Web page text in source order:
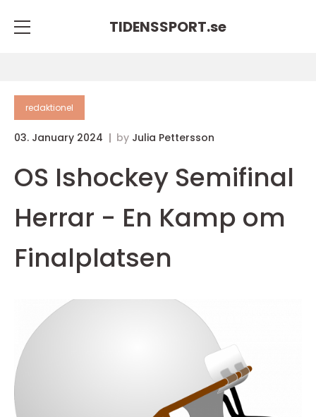
TIDENSSPORT.se
redaktionel
03. January 2024 by Julia Pettersson
OS Ishockey Semifinal
Herrar - En Kamp om
Finalplatsen